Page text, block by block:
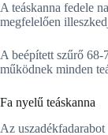
A teáskanna fedele
megfelelően
A beépített szűrő
működnek minden
Fa nyelű teáskanna
Az